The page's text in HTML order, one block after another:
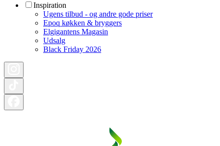
Inspiration
Ugens tilbud - og andre gode priser
Epoq køkken & bryggers
Elgigantens Magasin
Udsalg
Black Friday 2026